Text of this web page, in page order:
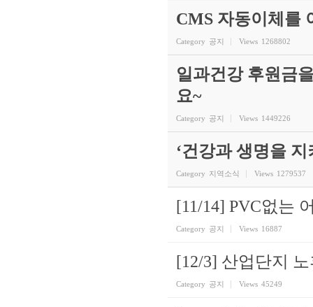
CMS 자동이체를
Category 공지 Views 1268802
일과건강 후원금
요~
Category 공지 Views 1449226
‘건강과 생명을
Category 지역소식 Views 1279537
[11/14] PVC없는
Category 공지 Views 16887
[12/3] 산업단지
Category 공지 Views 45249